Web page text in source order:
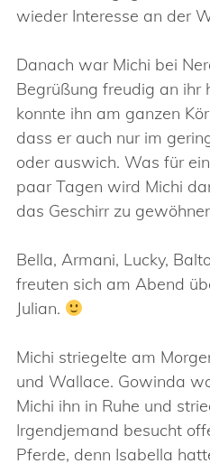
wieder Interesse an der
Danach war Michi bei
Begrüßung freudig an ihr
konnte ihn am ganzen
dass er auch nur im
oder auswich. Was für
paar Tagen wird Michi
das Geschirr zu
Bella, Armani, Lucky,
freuten sich am Abend
Julian.
Michi striegelte am
und Wallace. Gowinda
Michi ihn in Ruhe und
Irgendjemand besucht
Pferde, denn Isabella